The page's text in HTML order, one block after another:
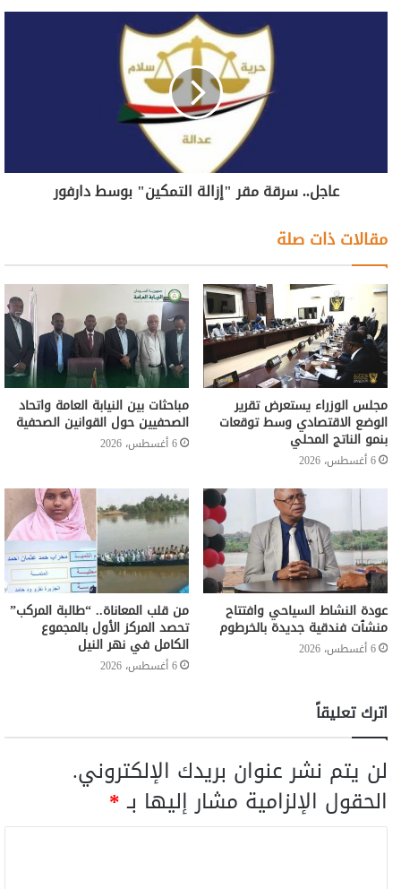
عاجل.. سرقة مقر "إزالة التمكين" بوسط دارفور
مقالات ذات صلة
مجلس الوزراء يستعرض تقرير
الوضع الاقتصادي وسط توقعات
بنمو الناتج المحلي
6 أغسطس، 2026
مباحثات بين النيابة العامة واتحاد
الصحفيين حول القوانين الصحفية
6 أغسطس، 2026
عودة النشاط السياحي وافتتاح
منشٱت فندقية جديدة بالخرطوم
6 أغسطس، 2026
من قلب المعاناة.. “طالبة المركب”
تحصد المركز الأول بالمجموع
الكامل في نهر النيل
6 أغسطس، 2026
اترك تعليقاً
لن يتم نشر عنوان بريدك الإلكتروني.
الحقول الإلزامية مشار إليها بـ*